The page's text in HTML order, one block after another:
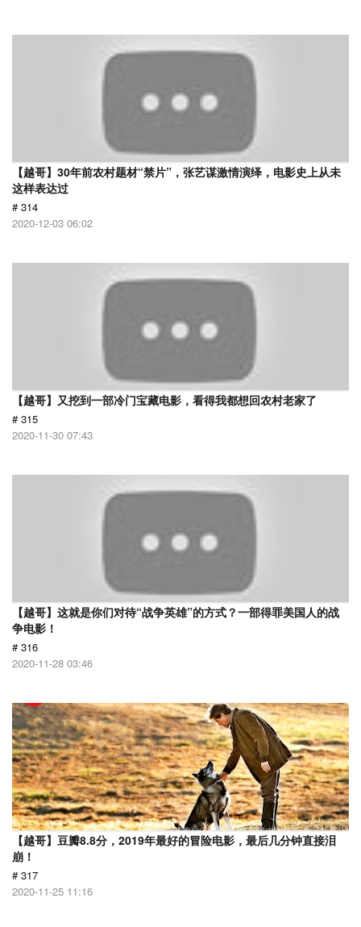
【越哥】30年前农村题材“禁片”，张艺谋激情演绎，电影史上从未
这样表达过
# 314
2020-12-03 06:02
【越哥】又挖到一部冷门宝藏电影，看得我都想回农村老家了
# 315
2020-11-30 07:43
【越哥】这就是你们对待“战争英雄”的方式？一部得罪美国人的战
争电影！
# 316
2020-11-28 03:46
【越哥】豆瓣8.8分，2019年最好的冒险电影，最后几分钟直接泪
崩！
# 317
2020-11-25 11:16